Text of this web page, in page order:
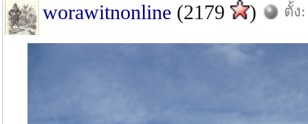
worawitnonline (2179 ) ตั้ง